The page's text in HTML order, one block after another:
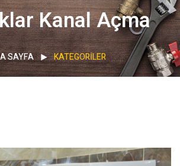
Kanal Açma
SAYFA KATEGORILER